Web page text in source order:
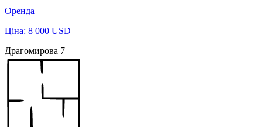
Оренда
Ціна: 8 000 USD
Драгомирова 7